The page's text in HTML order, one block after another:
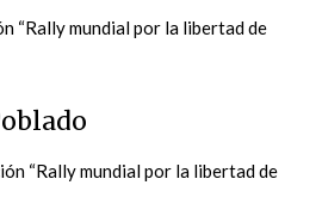
“Rally mundial por la libertad de
“Rally mundial por la libertad de